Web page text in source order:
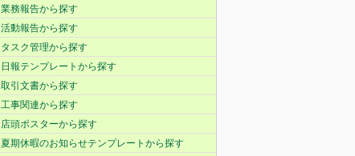
業務報告から探す
活動報告から探す
タスク管理から探す
日報テンプレートから探す
取引文書から探す
工事関連から探す
店頭ポスターから探す
夏期休暇のお知らせテンプレートから探す